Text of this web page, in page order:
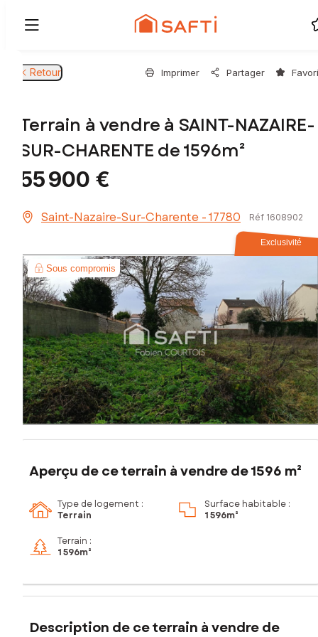
Retour Imprimer Partager
Terrain à vendre à SAINT-NAZAIRE-
SUR-CHARENTE de 1596m²
55 900 €
Saint-Nazaire-Sur-Charente - 17780 Réf 1608902
Exclusivité
Sous compromis
Aperçu de ce terrain à vendre de 1596 m²
Type de logement :
Terrain
Surface habitable :
1 596m²
Terrain :
1 596m²
Description de ce terrain à vendre de